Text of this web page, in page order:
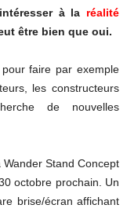
à la réalité
être bien que oui.
faire par exemple
les constructeurs
de nouvelles
Stand Concept
octobre prochain. Un
brise/écran affichant